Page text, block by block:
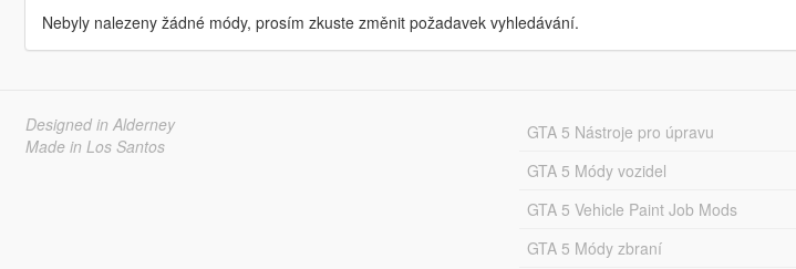
Nebyly nalezeny žádné módy, prosím zkuste změnit požadavek vyhledávání.
Designed in Alderney
Made in Los Santos
GTA 5 Nástroje pro úpravu
GTA 5 Módy vozidel
GTA 5 Vehicle Paint Job Mods
GTA 5 Módy zbraní